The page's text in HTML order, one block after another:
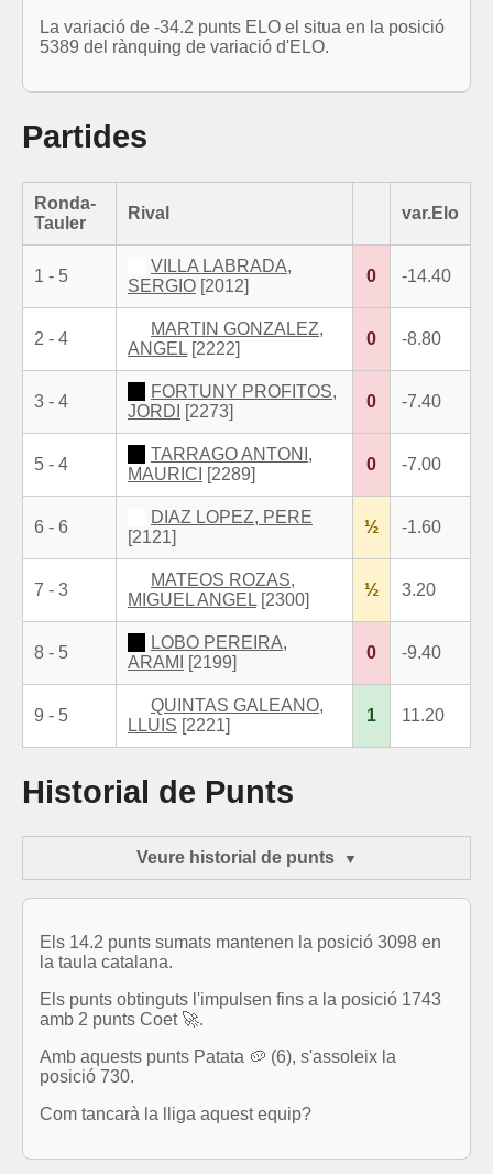
La variació de -34.2 punts ELO el situa en la posició
5389 del rànquing de variació d'ELO.
Partides
Ronda-
Tauler
Rival var.Elo
1 - 5
VILLA LABRADA,
SERGIO [2012]
0 -14.40
2 - 4
MARTIN GONZALEZ,
ANGEL [2222]
0 -8.80
3 - 4
FORTUNY PROFITOS,
JORDI
[2273]
0 -7.40
5 - 4
TARRAGO ANTONI,
MAURICI
[2289]
0 -7.00
6 - 6
DIAZ LOPEZ, PERE
[2121]
½ -1.60
7 - 3
MATEOS ROZAS,
MIGUEL ANGEL [2300]
½ 3.20
8 - 5
LOBO PEREIRA,
ARAMI
[2199]
0 -9.40
9 - 5
QUINTAS GALEANO,
LLUIS [2221]
1 11.20
Historial de Punts
Veure historial de punts
Els 14.2 punts sumats mantenen la posició 3098 en
la taula catalana.
Els punts obtinguts l'impulsen fins a la posició 1743
amb 2 punts Coet 🚀.
Amb aquests punts Patata 🥔 (6), s'assoleix la
posició 730.
Com tancarà la lliga aquest equip?